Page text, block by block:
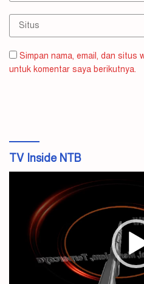
Simpan nama, email, dan situs
untuk komentar saya berikutnya.
TV Inside NTB